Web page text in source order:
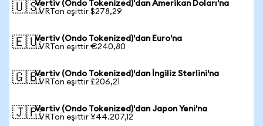
🇺🇸Vertiv (Ondo Tokenized)'dan Amerikan Doları'na
1 VRTon eşittir $278,29
🇪🇺Vertiv (Ondo Tokenized)'dan Euro'na
1 VRTon eşittir €240,80
🇬🇧Vertiv (Ondo Tokenized)'dan İngiliz Sterlini'na
1 VRTon eşittir £206,21
🇯🇵Vertiv (Ondo Tokenized)'dan Japon Yeni'na
1 VRTon eşittir ¥44.207,12